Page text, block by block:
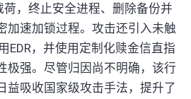
荷，终止安全进程、删除备份并
加速加锁过程。攻击还引入未触
EDR，并使用定制化赎金信直指
极强。尽管归因尚不明确，该行
益吸收国家级攻击手法，提升了